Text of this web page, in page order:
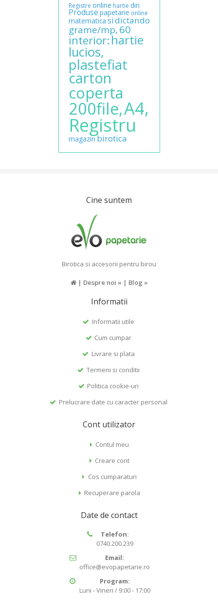
Registre online hartie din
Produse papetarie online
matematica sidictando
grame/mp,60
interior:hartie
lucios,
plastefiat
carton
coperta
200file,A4,
Registru
magazinbirotica
Cine suntem
Birotica si accesorii pentru birou
| Despre noi » | Blog »
Informatii
Informatii utile
Cum cumpar
Livrare si plata
Termeni si conditii
Politica cookie-uri
Prelucrare date cu caracter personal
Cont utilizator
Contul meu
Creare cont
Cos cumparaturi
Recuperare parola
Date de contact
Telefon:
0740.200.239
Email:
office@evopapetarie.ro
Program:
Luni - Vineri / 9:00 - 17:00